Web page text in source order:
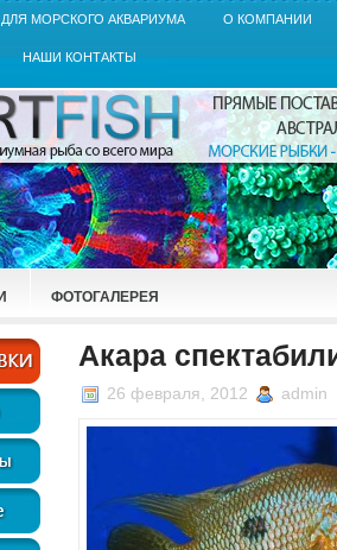
МОРСКОГО АКВАРИУМА О КОМПАНИИ
НАШИ КОНТАКТЫ
ФОТОГАЛЕРЕЯ
Акара
26 февраля, 2012 admin